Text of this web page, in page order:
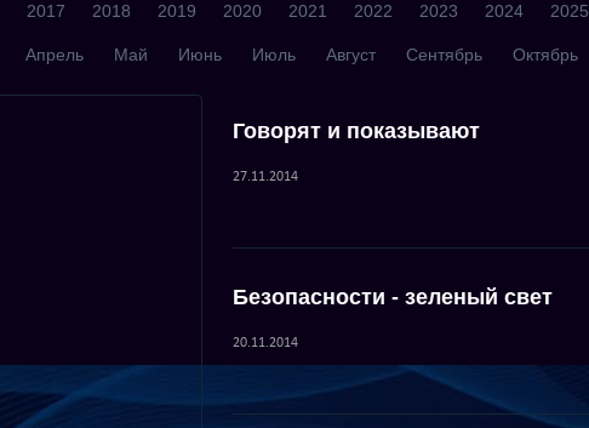
2017 2018 2019 2020 2021 2022 2023 2024 2025
Апрель Май Июнь Июль Август Сентябрь Октябрь
Говорят и показывают
27.11.2014
Безопасности - зеленый свет
20.11.2014